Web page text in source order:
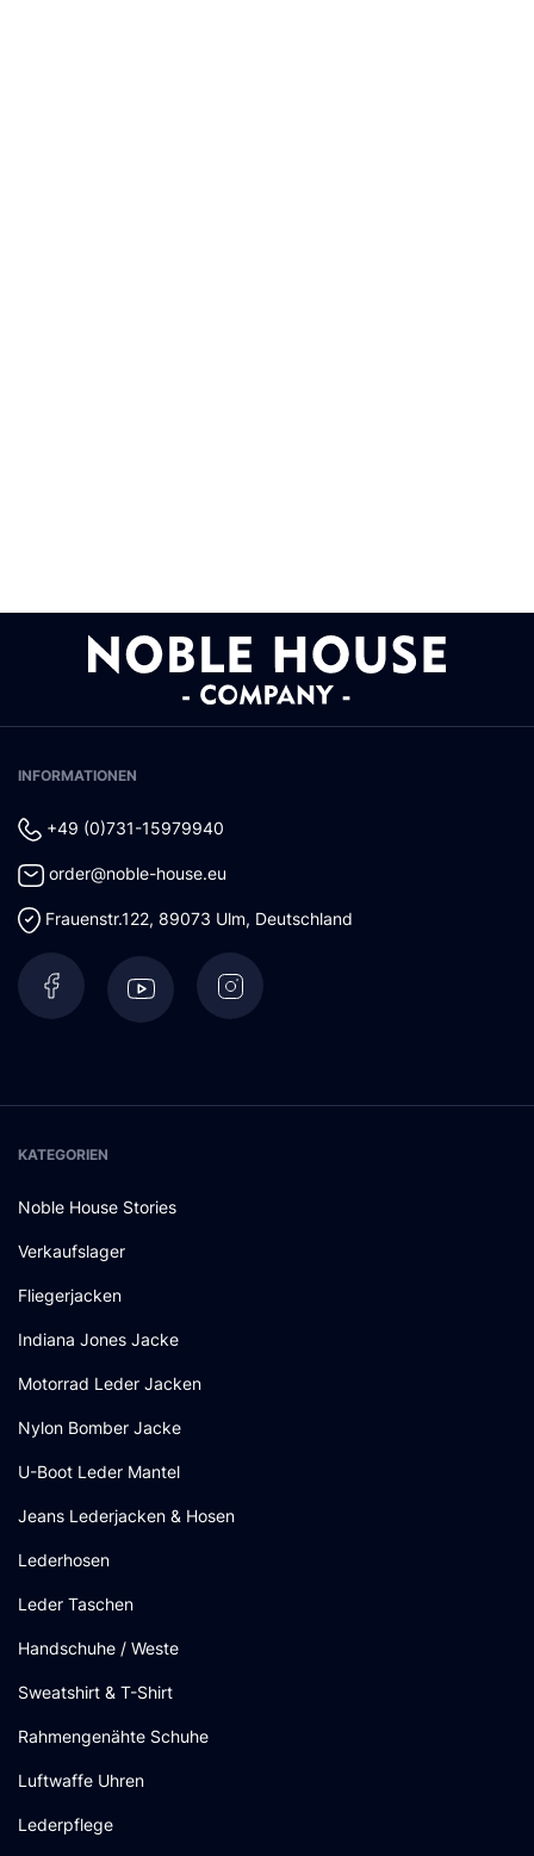
INFORMATIONEN
+49 (0)731-15979940
order@noble-house.eu
Frauenstr.122, 89073 Ulm, Deutschland
KATEGORIEN
Noble House Stories
Verkaufslager
Fliegerjacken
Indiana Jones Jacke
Motorrad Leder Jacken
Nylon Bomber Jacke
U-Boot Leder Mantel
Jeans Lederjacken & Hosen
Lederhosen
Leder Taschen
Handschuhe / Weste
Sweatshirt & T-Shirt
Rahmengenähte Schuhe
Luftwaffe Uhren
Lederpflege